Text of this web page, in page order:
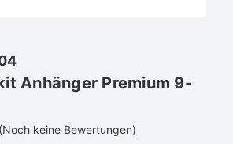
Anhänger Premium 9-
(Noch keine Bewertungen)